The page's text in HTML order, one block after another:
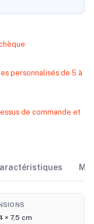
personnalisés de 5 à
de commande et
× 7,5 cm